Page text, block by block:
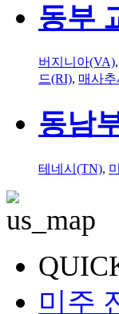
동부
버지니아(VA),
드(RI), 매사
동남
테네시(TN),
미주